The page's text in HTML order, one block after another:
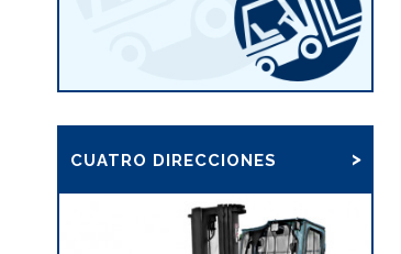
CUATRO DIRECCIONES